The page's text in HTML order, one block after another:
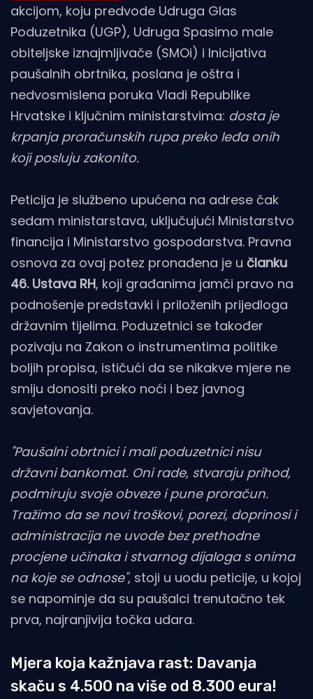
akcijom, koju predvode Udruga Glas
Poduzetnika (UGP), Udruga Spasimo male
obiteljske iznajmljivače (SMOi) i Inicijativa
paušalnih obrtnika, poslana je oštra i
nedvosmislena poruka Vladi Republike
Hrvatske i ključnim ministarstvima: dosta je
krpanja proračunskih rupa preko leđa onih
koji posluju zakonito.
Peticija je službeno upućena na adrese čak
sedam ministarstava, uključujući Ministarstvo
financija i Ministarstvo gospodarstva. Pravna
osnova za ovaj potez pronađena je u članku
46. Ustava RH, koji građanima jamči pravo na
podnošenje predstavki i priloženih prijedloga
državnim tijelima. Poduzetnici se također
pozivaju na Zakon o instrumentima politike
boljih propisa, ističući da se nikakve mjere ne
smiju donositi preko noći i bez javnog
savjetovanja.
"Paušalni obrtnici i mali poduzetnici nisu
državni bankomat. Oni rade, stvaraju prihod,
podmiruju svoje obveze i pune proračun.
Tražimo da se novi troškovi, porezi, doprinosi i
administracija ne uvode bez prethodne
procjene učinaka i stvarnog dijaloga s onima
na koje se odnose", stoji u uodu peticije, u kojoj
se napominje da su paušalci trenutačno tek
prva, najranjivija točka udara.
Mjera koja kažnjava rast: Davanja
skaču s 4.500 na više od 8.300 eura!